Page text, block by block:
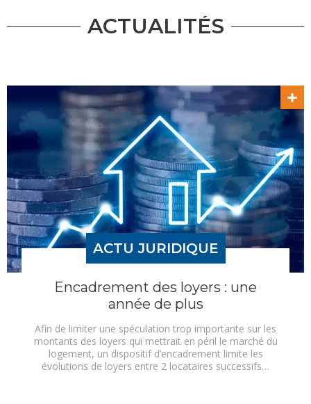
ACTUALITÉS
ACTU JURIDIQUE
Encadrement des loyers : une
année de plus
Afin de limiter une spéculation trop importante sur les
montants des loyers qui mettrait en péril le marché du
logement, un dispositif d’encadrement limite les
évolutions de loyers entre 2 locataires successifs…